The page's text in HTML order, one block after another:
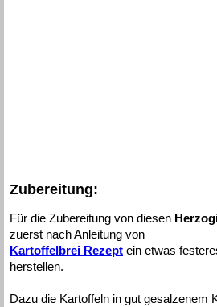
Zubereitung:
Für die Zubereitung von diesen
zuerst nach Anleitung von
Kartoffelbrei Rezept ein etwas
herstellen.
Dazu die Kartoffeln in gut gesalzenem